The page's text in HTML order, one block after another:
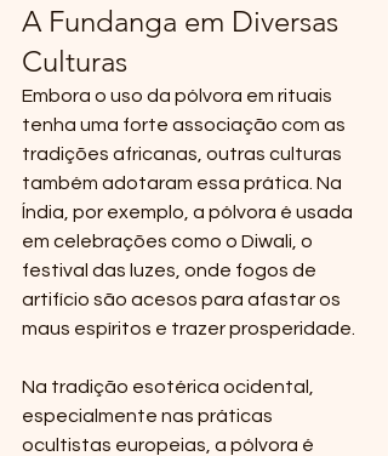
A Fundanga em Diversas
Culturas
Embora o uso da pólvora em rituais
tenha uma forte associação com as
tradições africanas, outras culturas
também adotaram essa prática. Na
Índia, por exemplo, a pólvora é usada
em celebrações como o Diwali, o
festival das luzes, onde fogos de
artifício são acesos para afastar os
maus espíritos e trazer prosperidade.
Na tradição esotérica ocidental,
especialmente nas práticas
ocultistas europeias, a pólvora é